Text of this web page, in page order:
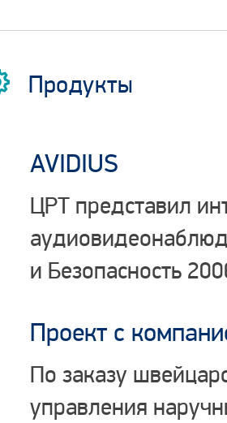
Продукты
AVIDIUS
ЦРТ представил
и Безопасность
Проект с
По заказу
управления